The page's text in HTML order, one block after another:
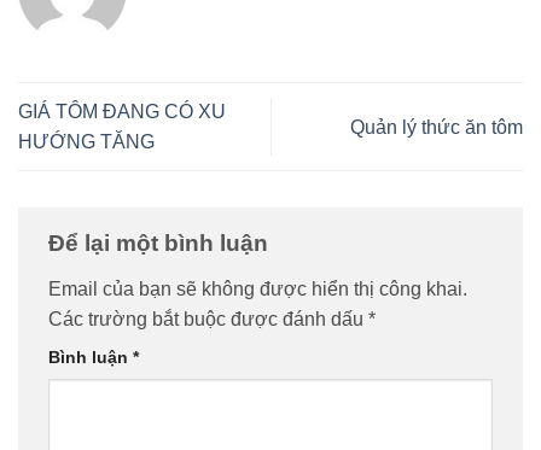
GIÁ TÔM ĐANG CÓ XU
HƯỚNG TĂNG
Quản lý thức ăn tôm
Để lại một bình luận
Email của bạn sẽ không được hiển thị công khai.
Các trường bắt buộc được đánh dấu *
Bình luận *